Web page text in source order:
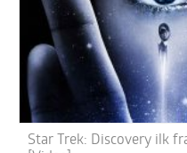
Star Trek: Discovery ilk